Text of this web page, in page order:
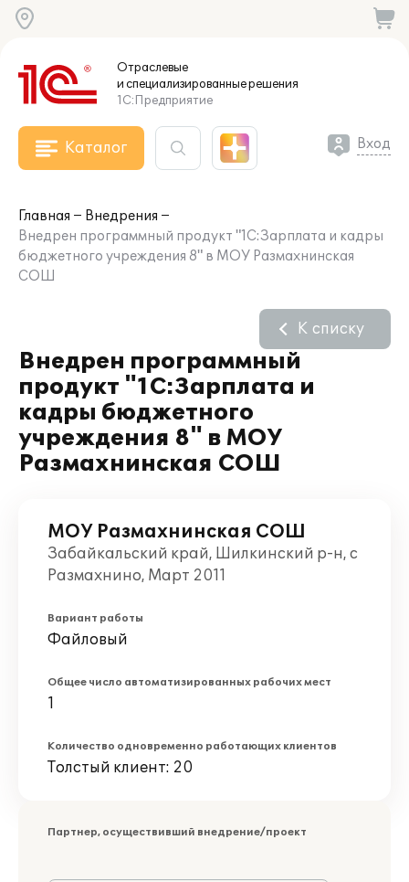
Отраслевые
и специализированныерешения
1С:Предприятие
Каталог Вход
Главная
Внедрения
Внедрен программный продукт "1С:Зарплата и кадры
бюджетного учреждения 8" в МОУ Размахнинская
СОШ
Внедрен программный
продукт "1С:Зарплата и
кадры бюджетного
учреждения 8" в МОУ
Размахнинская СОШ
К списку
МОУ Размахнинская СОШ
Забайкальский край, Шилкинский р-н, с
Размахнино, Март 2011
Вариант работы
Файловый
Общее число автоматизированных рабочих мест
1
Количество одновременно работающих клиентов
Толстый клиент: 20
Партнер, осуществивший внедрение/проект